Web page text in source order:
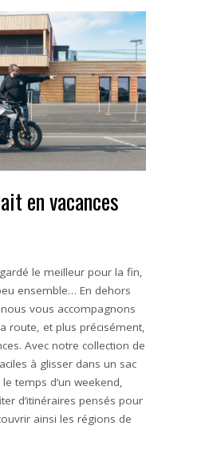
en vacances
le meilleur pour la fin,
ensemble… En dehors
vous accompagnons
route, et plus précisément,
Avec notre collection de
à glisser dans un sac
temps d’un weekend,
d’itinéraires pensés pour
ainsi les régions de